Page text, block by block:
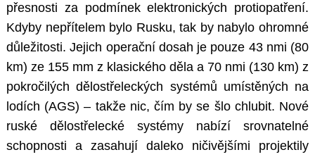
přesnosti za podmínek elektronických protiopatření.
Kdyby nepřítelem bylo Rusku, tak by nabylo ohromné
důležitosti. Jejich operační dosah je pouze 43 nmi (80
km) ze 155 mm z klasického děla a 70 nmi (130 km) z
pokročilých dělostřeleckých systémů umístěných na
lodích (AGS) – takže nic, čím by se šlo chlubit. Nové
ruské dělostřelecké systémy nabízí srovnatelné
schopnosti a zasahují daleko ničivějšími projektily